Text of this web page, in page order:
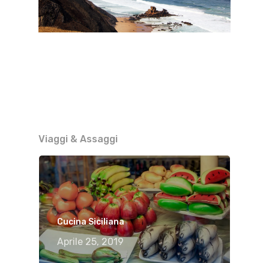
Viaggi & Assaggi
Cucina Siciliana
Aprile 25, 2019